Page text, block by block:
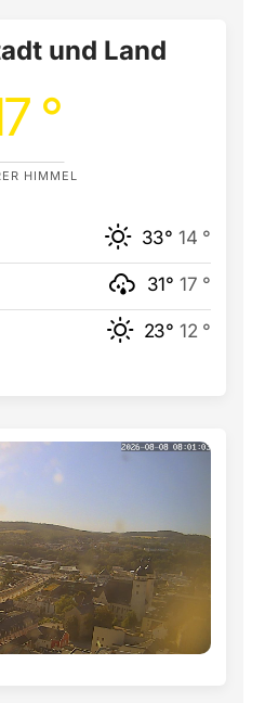
und Land
°
HIMMEL
33° 14 °
31° 17 °
23° 12 °